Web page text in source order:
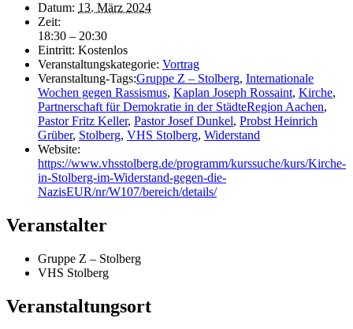
Datum: 13. März 2024
Zeit:
18:30 – 20:30
Eintritt: Kostenlos
Veranstaltungskategorie: Vortrag
Veranstaltung-Tags:Gruppe Z – Stolberg, Internationale
Wochen gegen Rassismus, Kaplan Joseph Rossaint, Kirche,
Partnerschaft für Demokratie in der StädteRegion Aachen,
Pastor Fritz Keller, Pastor Josef Dunkel, Probst Heinrich
Grüber, Stolberg, VHS Stolberg, Widerstand
Website:
https://www.vhsstolberg.de/programm/kurssuche/kurs/Kirche-
in-Stolberg-im-Widerstand-gegen-die-
NazisEUR/nr/W107/bereich/details/
Veranstalter
Gruppe Z – Stolberg
VHS Stolberg
Veranstaltungsort